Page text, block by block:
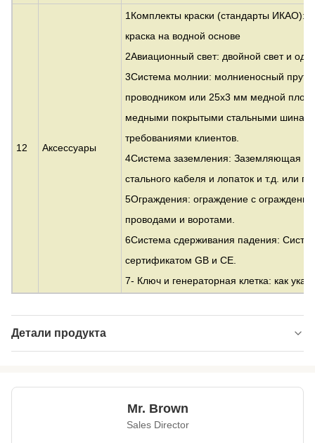
12 Аксессуары
1Комплекты краски (стандарты ИКАО):
краска на водной основе
2Авиационный свет: двойной свет и
3Система молнии: молниеносный прут
проводником или 25x3 мм медной
медными покрытыми стальными шинами
требованиями клиентов.
4Система заземления: Заземляющая
стального кабеля и лопаток и т.д. или
5Ограждения: ограждение с
проводами и воротами.
6Система сдерживания падения:
сертификатом GB и CE.
7- Ключ и генераторная клетка: как
Детали продукта
Height: от 10 до 500 м
одиночный монополь
Mr. Brown
Sales Director